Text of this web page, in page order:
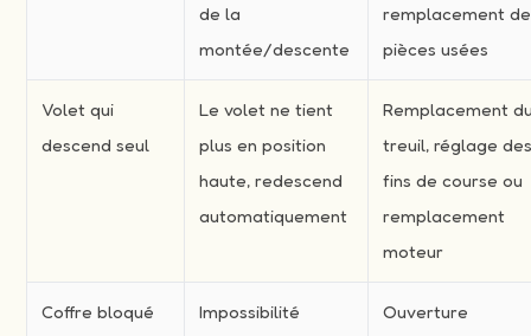
de la
montée/descente
remplacement de
pièces usées
Volet qui
descend seul
Le volet ne tient
plus en position
haute, redescend
automatiquement
Remplacement
treuil, réglage
fins de course ou
remplacement
moteur
Coffre bloqué
Impossibilité
Ouverture